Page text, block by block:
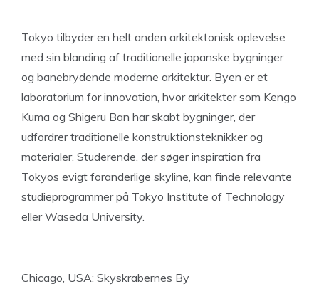
Tokyo tilbyder en helt anden arkitektonisk oplevelse
med sin blanding af traditionelle japanske bygninger
og banebrydende moderne arkitektur. Byen er et
laboratorium for innovation, hvor arkitekter som Kengo
Kuma og Shigeru Ban har skabt bygninger, der
udfordrer traditionelle konstruktionsteknikker og
materialer. Studerende, der søger inspiration fra
Tokyos evigt foranderlige skyline, kan finde relevante
studieprogrammer på Tokyo Institute of Technology
eller Waseda University.
Chicago, USA: Skyskrabernes By